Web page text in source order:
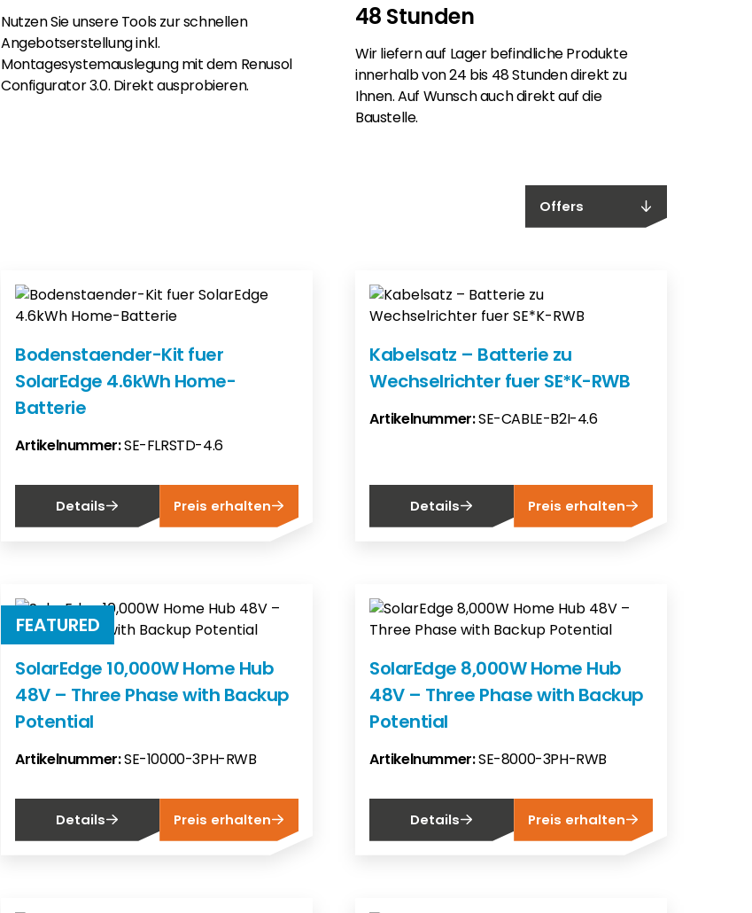
Nutzen Sie unsere Tools zur schnellen
Angebotserstellung inkl.
Montagesystemauslegung mit dem Renusol
Configurator 3.0. Direkt ausprobieren.
48 Stunden
Wir liefern auf Lager befindliche Produkte
innerhalb von 24 bis 48 Stunden direkt zu
Ihnen. Auf Wunsch auch direkt auf die
Baustelle.
Offers
Bodenstaender-Kit fuer
SolarEdge 4.6kWh Home-
Batterie
Artikelnummer:SE-FLRSTD-4.6
Details Preis erhalten
Kabelsatz – Batterie zu
Wechselrichter fuer SE*K-RWB
Artikelnummer:SE-CABLE-B2I-4.6
Details Preis erhalten
FEATURED
SolarEdge 10,000W Home Hub
48V – Three Phase with Backup
Potential
Artikelnummer:SE-10000-3PH-RWB
Details Preis erhalten
SolarEdge 8,000W Home Hub
48V – Three Phase with Backup
Potential
Artikelnummer:SE-8000-3PH-RWB
Details Preis erhalten